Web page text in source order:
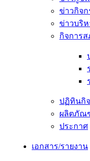
ข่าวกิจก
ข่าวบริ
กิจการส
ปฏิทินกิ
ผลิตภัณ
ประกาศ
เอกสาร/รายงาน